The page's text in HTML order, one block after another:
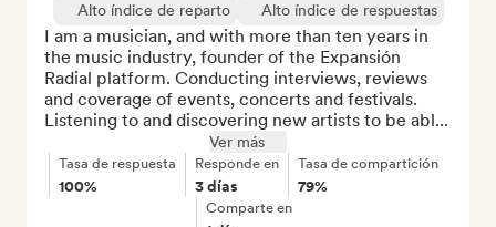
Alto índice de reparto
Alto índice de respuestas
I am a musician, and with more than ten years in
the music industry, founder of the Expansión
Radial platform. Conducting interviews, reviews
and coverage of events, concerts and festivals.
Listening to and discovering new artists to be abl...
Ver más
Tasa de respuesta
100%
Responde en
3 días
Tasa de compartición
79%
Comparte en